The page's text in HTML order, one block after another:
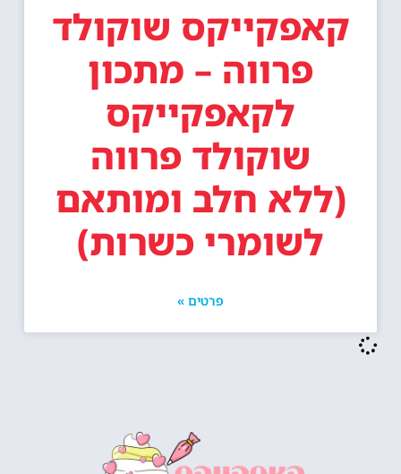
קאפקייקס שוקולד
פרווה – מתכון
לקאפקייקס
שוקולד פרווה
(ללא חלב ומותאם
לשומרי כשרות)
פרטים »